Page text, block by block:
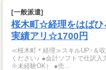
[一般派遣]
桜木町☆経理をはば
実績アリ☆1700円
≪桜木町＊経理≫スキルUP↑＆
ください♪ ●会計ソフトで仕訳
※未経験OK） ●売...